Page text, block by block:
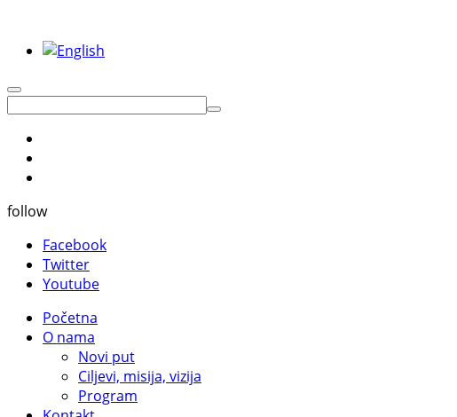
follow
Facebook
Twitter
Youtube
Početna
O nama
Novi put
Ciljevi, misija, vizija
Program